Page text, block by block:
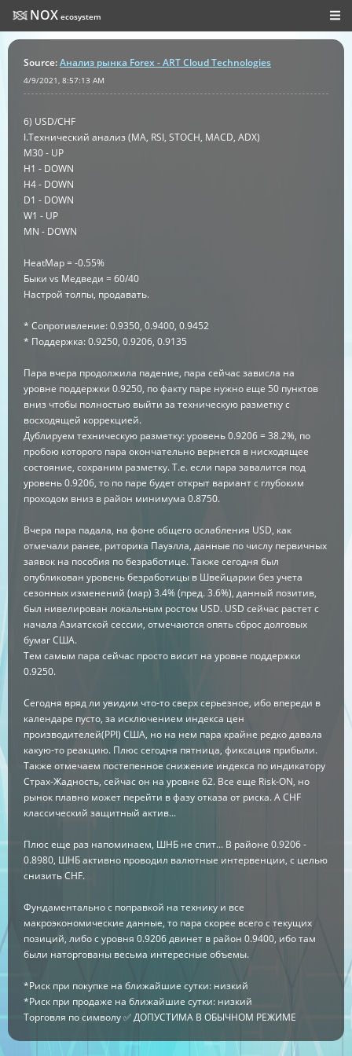
NOX ecosystem
Source:Анализ рынка Forex - ART Cloud Technologies
4/9/2021, 8:57:13 AM
6) USD/CHF
I.Технический анализ (MA, RSI, STOCH, MACD, ADX)
M30 - UP
H1 - DOWN
H4 - DOWN
D1 - DOWN
W1 - UP
MN - DOWN
HeatMap = -0.55%
Быки vs Медведи = 60/40
Настрой толпы, продавать.
* Сопротивление: 0.9350, 0.9400, 0.9452
* Поддержка: 0.9250, 0.9206, 0.9135
Пара вчера продолжила падение, пара сейчас зависла на
уровне поддержки 0.9250, по факту паре нужно еще 50 пунктов
вниз чтобы полностью выйти за техническую разметку с
восходящей коррекцией.
Дублируем техническую разметку: уровень 0.9206 = 38.2%, по
пробою которого пара окончательно вернется в нисходящее
состояние, сохраним разметку. Т.е. если пара завалится под
уровень 0.9206, то по паре будет открыт вариант с глубоким
проходом вниз в район минимума 0.8750.
Вчера пара падала, на фоне общего ослабления USD, как
отмечали ранее, риторика Пауэлла, данные по числу первичных
заявок на пособия по безработице. Также сегодня был
опубликован уровень безработицы в Швейцарии без учета
сезонных изменений (мар) 3.4% (пред. 3.6%), данный позитив,
был нивелирован локальным ростом USD. USD сейчас растет с
начала Азиатской сессии, отмечаются опять сброс долговых
бумаг США.
Тем самым пара сейчас просто висит на уровне поддержки
0.9250.
Сегодня вряд ли увидим что-то сверх серьезное, ибо впереди в
календаре пусто, за исключением индекса цен
производителей(PPI) США, но на нем пара крайне редко давала
какую-то реакцию. Плюс сегодня пятница, фиксация прибыли.
Также отмечаем постепенное снижение индекса по индикатору
Страх-Жадность, сейчас он на уровне 62. Все еще Risk-ON, но
рынок плавно может перейти в фазу отказа от риска. А CHF
классический защитный актив...
Плюс еще раз напоминаем, ШНБ не спит... В районе 0.9206 -
0.8980, ШНБ активно проводил валютные интервенции, с целью
снизить CHF.
Фундаментально с поправкой на технику и все
макроэкономические данные, то пара скорее всего с текущих
позиций, либо с уровня 0.9206 двинет в район 0.9400, ибо там
были наторгованы весьма интересные объемы.
*Риск при покупке на ближайшие сутки: низкий
*Риск при продаже на ближайшие сутки: низкий
Торговля по символу ✅ ДОПУСТИМА В ОБЫЧНОМ РЕЖИМЕ